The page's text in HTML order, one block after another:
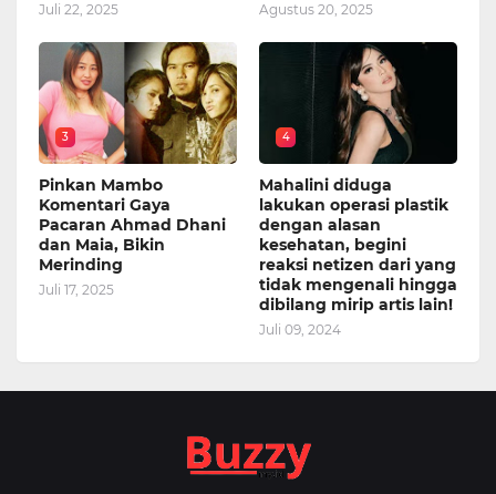
Juli 22, 2025 Agustus 20, 2025
3
Pinkan Mambo
Komentari Gaya
Pacaran Ahmad Dhani
dan Maia, Bikin
Merinding
Juli 17, 2025
4
Mahalini diduga
lakukan operasi plastik
dengan alasan
kesehatan, begini
reaksi netizen dari yang
tidak mengenali hingga
dibilang mirip artis lain!
Juli 09, 2024